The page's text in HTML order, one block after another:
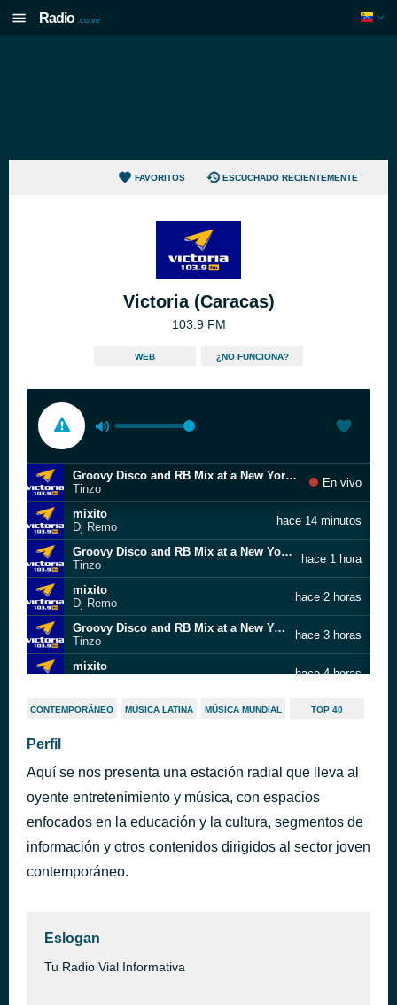
Radio .co.ve
FAVORITOS ESCUCHADO RECIENTEMENTE
Victoria (Caracas)
103.9 FM
WEB ¿NO FUNCIONA?
Groovy Disco and RB Mix at a New York Basement
Tinzo
En vivo
mixito
Dj Remo
hace 14 minutos
Groovy Disco and RB Mix at a New York Basement
Tinzo
hace 1 hora
mixito
Dj Remo
hace 2 horas
Groovy Disco and RB Mix at a New York Basement
Tinzo
hace 3 horas
mixito
hace 4 horas
Groovy Disco and RB Mix at a New York Basement
hace 5 horas
Groovy Disco and RB Mix at a New York Basement
Tinzo
mixito
hace 8 horas
CONTEMPORÁNEO MÚSICA LATINA MÚSICA MUNDIAL TOP 40
Perfil
Aquí se nos presenta una estación radial que lleva al
oyente entretenimiento y música, con espacios
enfocados en la educación y la cultura, segmentos de
información y otros contenidos dirigidos al sector joven
contemporáneo.
Eslogan
Tu Radio Vial Informativa